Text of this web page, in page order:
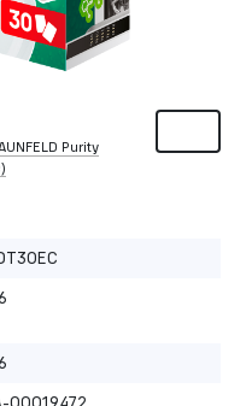
Purity